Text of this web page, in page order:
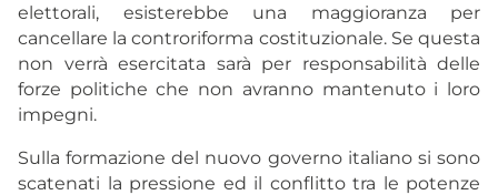
elettorali, esisterebbe una maggioranza per
cancellare la controriforma costituzionale. Se questa
non verrà esercitata sarà per responsabilità delle
forze politiche che non avranno mantenuto i loro
impegni.
Sulla formazione del nuovo governo italiano si sono
scatenati la pressione ed il conflitto tra le potenze